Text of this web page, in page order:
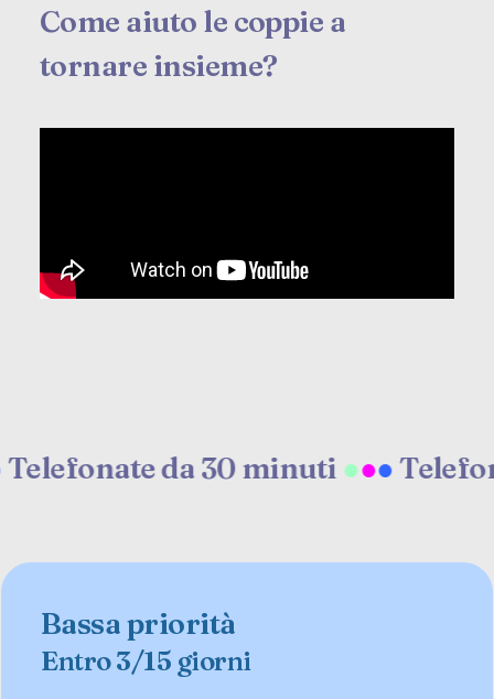
Come aiuto le coppie a
tornare insieme?
da 30 minuti●●●Telefonate
Bassa priorità
Entro 3/15 giorni